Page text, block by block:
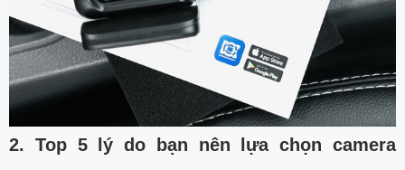
2. Top 5 lý do bạn nên lựa chọn camera